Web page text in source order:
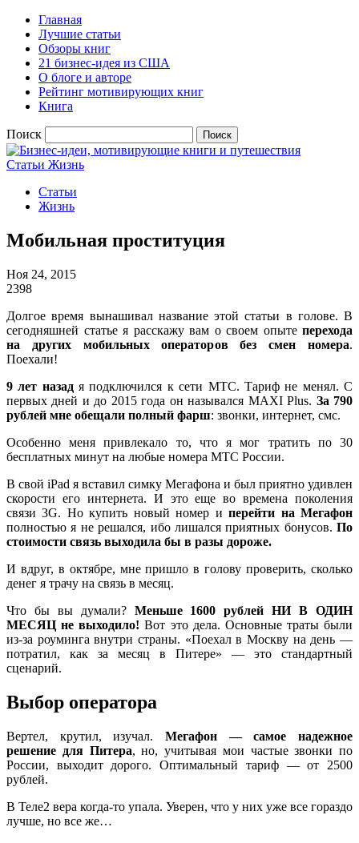
Главная
Лучшие статьи
Обзоры книг
21 бизнес-идея из США
О блоге и авторе
Рейтинг мотивирующих книг
Книга
Поиск
Статьи Жизнь
Статьи
Жизнь
Мобильная проституция
Ноя 24, 2015
2398
Долгое время вынашивал название этой статьи в голове. В
сегодняшней статье я расскажу вам о своем опыте перехода
на других мобильных операторов без смен номера.
Поехали!
9 лет назадя подключился к сети МТС. Тариф не менял. С
первых дней и до 2015 года он назывался MAXI Plus. За 790
рублей мне обещали полный фарш: звонки, интернет, смс.
Особенно меня привлекало то, что я мог тратить по 30
бесплатных минут на любые номера МТС России.
В свой iPad я вставил симку Мегафона и был приятно удивлен
скорости его интернета. И это еще во времена поколения
связи 3G. Но купить новый номер иперейти на Мегафон
полностью я не решался, ибо лишался приятных бонусов. По
стоимости связь выходила бы в разы дороже.
И вдруг, в октябре, мне пришло в голову проверить, сколько
денег я трачу на связь в месяц.
Что бы вы думали? Меньше 1600 рублей НИ В ОДИН
МЕСЯЦ не выходило! Вот это дела. Основные траты были
из-за роуминга внутри страны. «Поехал в Москву на день —
потратил, как за месяц в Питере» — это стандартный
сценарий.
Выбор оператора
Вертел, крутил, изучал. Мегафон — самое надежное
решение для Питера, но, учитывая мои частые звонки по
России, выходит дорого. Оптимальный тариф — от 2500
рублей.
В Теле2 вера когда-то упала. Уверен, что у них уже все гораздо
лучше, но все же…